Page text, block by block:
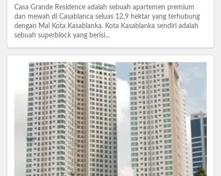
Casa Grande Residence adalah sebuah apartemen premium
dan mewah di Casablanca seluas 12,9 hektar yang terhubung
dengan Mal Kota Kasablanka. Kota Kasablanka sendiri adalah
sebuah superblock yang berisi...